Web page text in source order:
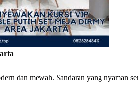
dan mewah. Sandaran yang nyaman